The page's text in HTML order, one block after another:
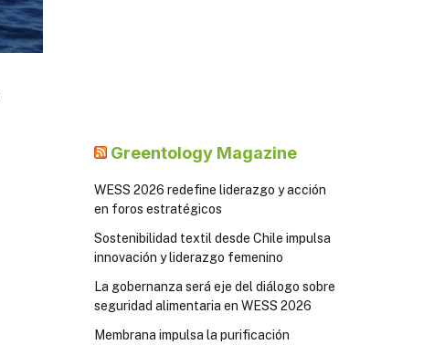
Greentology Magazine
WESS 2026 redefine liderazgo y acción
en foros estratégicos
Sostenibilidad textil desde Chile impulsa
innovación y liderazgo femenino
La gobernanza será eje del diálogo sobre
seguridad alimentaria en WESS 2026
Membrana impulsa la purificación